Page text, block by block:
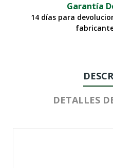
Garantía
14 días para
DETALLES